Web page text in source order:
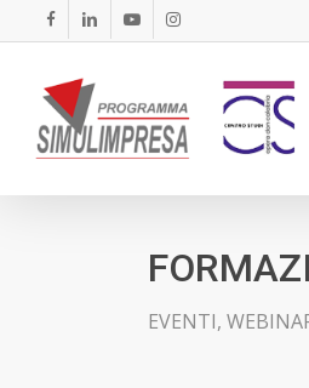
to
main
content
FACEBOOKLINKEDINYOUTUBEINSTAGRAM
EVENTI,